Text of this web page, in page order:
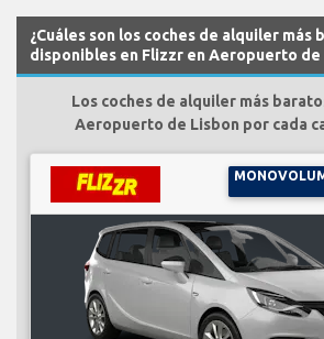
¿Cuáles son los coches de alquiler más
disponibles en Flizzr en Aeropuerto de
Los coches de alquiler más
Aeropuerto de Lisbon por cada